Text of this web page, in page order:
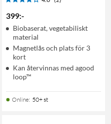
399:-
Biobaserat, vegetabiliskt
material
Magnetlås och plats för 3
kort
Kan återvinnas med agood
loop™
Online: 50+ st